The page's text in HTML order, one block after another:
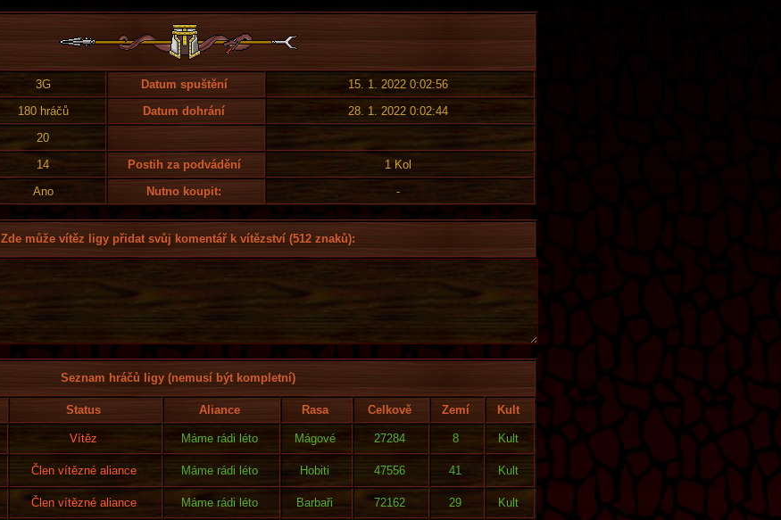
3G Datum spuštění
15. 1. 2022 0:02:56
180 hráčů Datum dohrání
28. 1. 2022 0:02:44
20
14 Postih za podvádění
1 Kol
Ano Nutno koupit: -
Zde může vítěz ligy přidat svůj komentář k vítězství (512 znaků):
Seznam hráčů ligy (nemusí být kompletní)
Status Aliance Rasa Celkově Zemí
Kult
Vítěz Máme rádi léto Mágové 27284 8
Kult
Člen vítězné aliance Máme rádi léto Hobiti 47556 41
Kult
Člen vítězné aliance Máme rádi léto Barbaři 72162 29
Kult